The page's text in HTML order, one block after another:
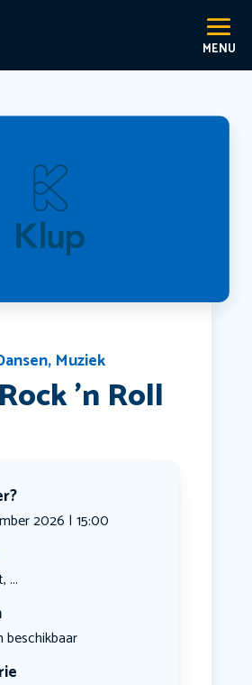
, Muziek
’n Roll
2026 | 15:00
...
beschikbaar